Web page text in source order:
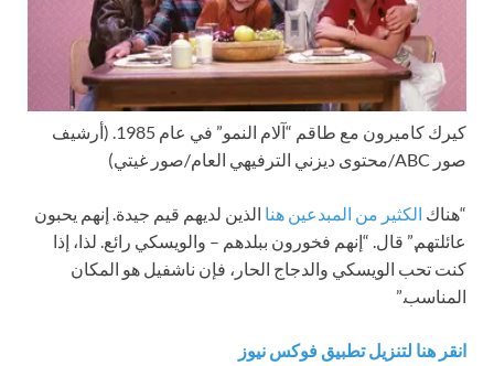
كيرك كاميرون مع طاقم “آلام النمو” في عام 1985.
(أرشيف
صور ABC/محتوى ديزني الترفيهي العام/صور غيتي)
“هناك الكثير من المبدعين هنا الذين لديهم قيم جيدة. إنهم يحبون
عائلتهم,” قال. “إنهم فخورون ببلدهم – والويسكي رائع. لذا، إذا
كنت تحب الويسكي والدجاج الحار، فإن ناشفيل هو المكان
المناسب.”
انقر هنا لتنزيل تطبيق فوكس نيوز